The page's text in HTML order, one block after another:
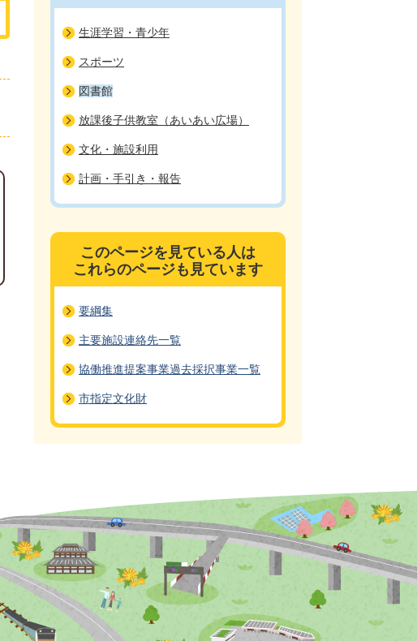
生涯学習・青少年
スポーツ
図書館
放課後子供教室（あいあい広場）
文化・施設利用
計画・手引き・報告
このページを見ている人は
これらのページも見ています
要綱集
主要施設連絡先一覧
協働推進提案事業過去採択事業一覧
市指定文化財